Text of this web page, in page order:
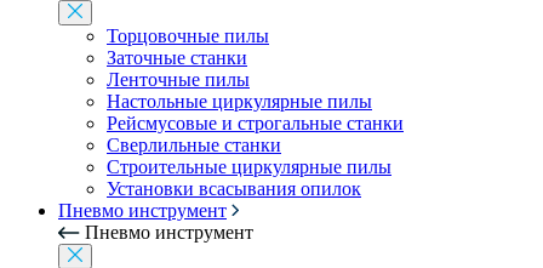
Торцовочные пилы
Заточные станки
Ленточные пилы
Настольные циркулярные пилы
Рейсмусовые и строгальные станки
Сверлильные станки
Строительные циркулярные пилы
Установки всасывания опилок
Пневмо инструмент
Пневмо инструмент